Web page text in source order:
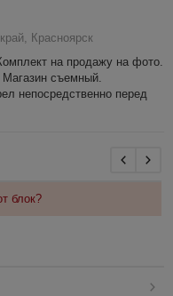
Красноярск
на продажу на фото.
съемный.
непосредственно перед
блок?